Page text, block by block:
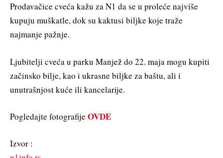
Prodavačice cveća kažu za N1 da se u proleće najviše
kupuju muškatle, dok su kaktusi biljke koje traže
najmanje pažnje.
Ljubitelji cveća u parku Manjež do 22. maja mogu kupiti
začinsko bilje, kao i ukrasne biljke za baštu, ali i
unutrašnjost kuće ili kancelarije.
Pogledajte fotografije OVDE
Izvor :